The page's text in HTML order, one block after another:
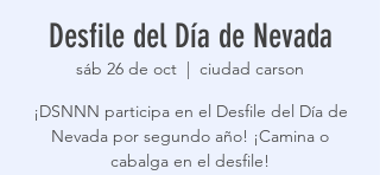
Desfile del Día de Nevada
sáb 26 de oct
  |
ciudad carson
¡DSNNN participa en el Desfile del Día de
Nevada por segundo año! ¡Camina o
cabalga en el desfile!